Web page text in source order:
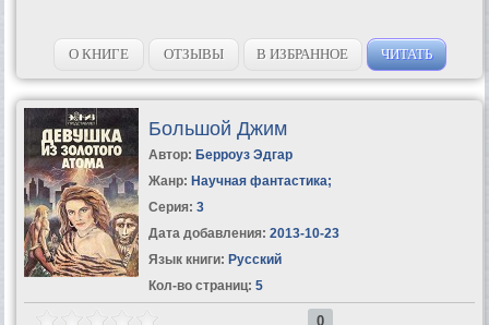
О КНИГЕ ОТЗЫВЫ В ИЗБРАННОЕ ЧИТАТЬ
Большой Джим
Автор: Берроуз Эдгар
Жанр: Научная фантастика;
Серия: 3
Дата добавления: 2013-10-23
Язык книги: Русский
Кол-во страниц: 5
0